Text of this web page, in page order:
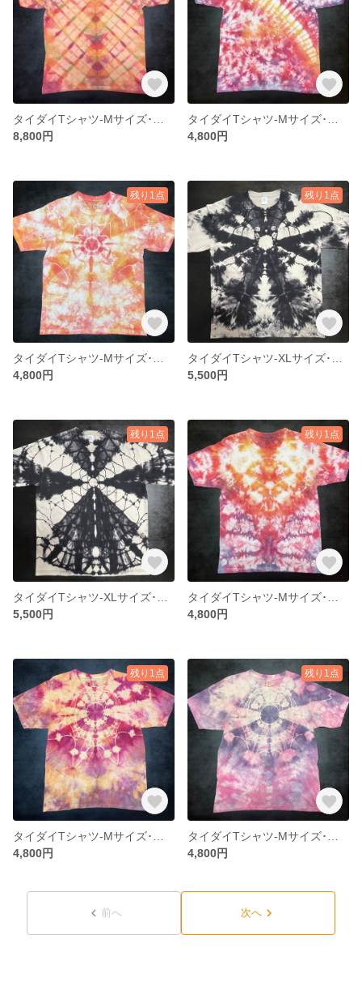
8,800円
4,800円
残り1点
4,800円
残り1点
5,500円
残り1点
5,500円
残り1点
4,800円
残り1点
4,800円
残り1点
4,800円
前へ 次へ